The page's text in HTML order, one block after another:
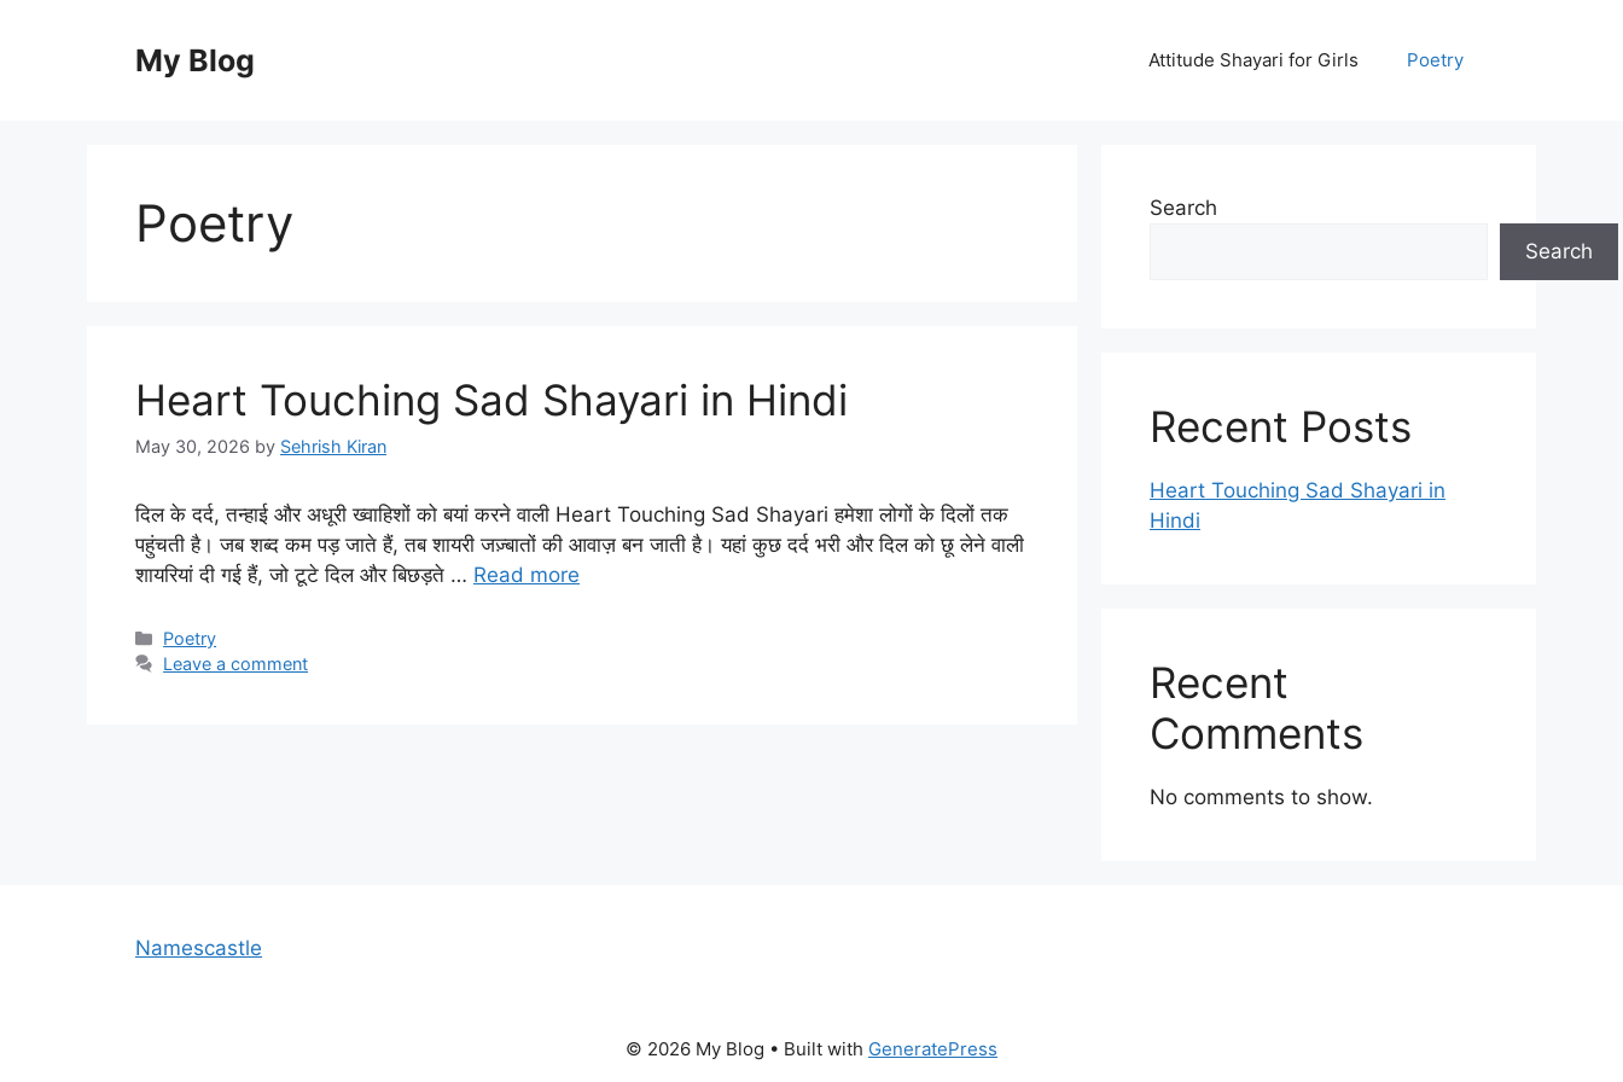
My Blog Attitude Shayari for Girls Poetry
Poetry
Heart Touching Sad Shayari in Hindi
May 30, 2026 by Sehrish Kiran
दिल के दर्द, तन्हाई और अधूरी ख्वाहिशों को बयां करने वाली Heart Touching Sad Shayari हमेशा लोगों के दिलों तक
पहुंचती है। जब शब्द कम पड़ जाते हैं, तब शायरी जज़्बातों की आवाज़ बन जाती है। यहां कुछ दर्द भरी और दिल को छू लेने वाली
शायरियां दी गई हैं, जो टूटे दिल और बिछड़ते … Read more
Categories
Poetry
Leave a comment
Search
Search
Recent Posts
Heart Touching Sad Shayari in
Hindi
Recent
Comments
No comments to show.
Namescastle
© 2026 My Blog • Built with GeneratePress